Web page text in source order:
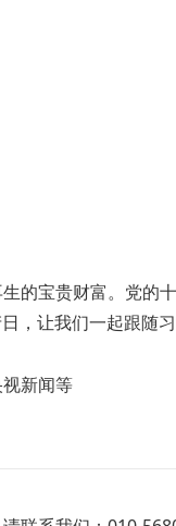
的宝贵财富。党的
，让我们一起跟随
新闻等